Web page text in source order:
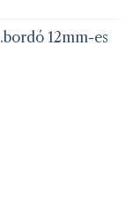
12mm-es